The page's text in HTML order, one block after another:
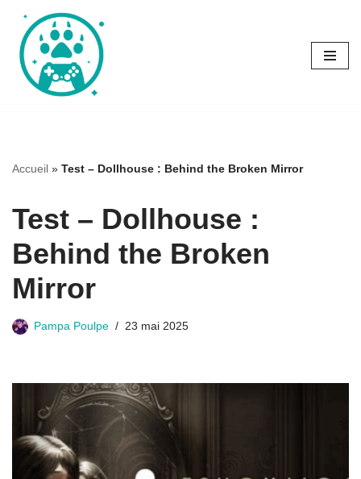
Aller
au
contenu
Accueil » Test – Dollhouse : Behind the Broken Mirror
Test – Dollhouse :
Behind the Broken
Mirror
Pampa Poulpe 23 mai 2025